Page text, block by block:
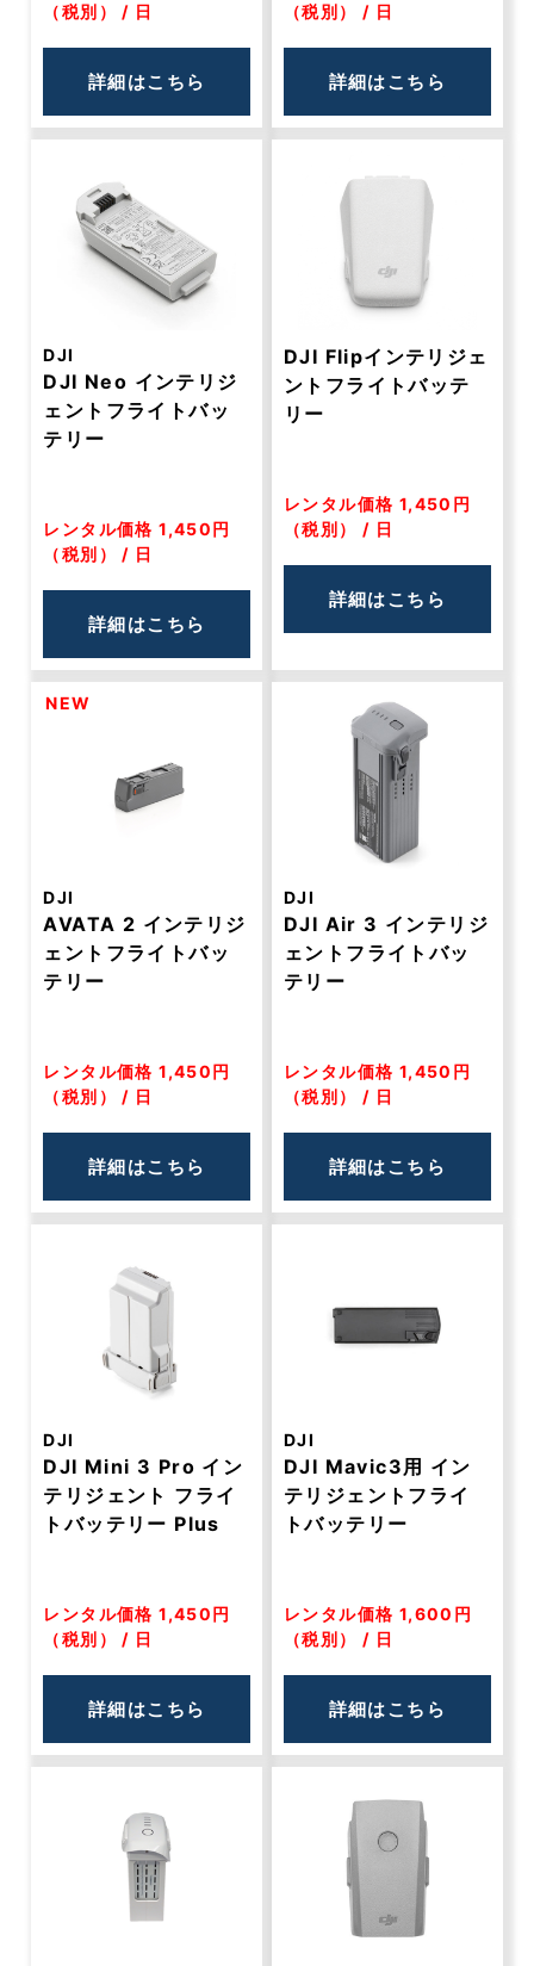
（税別） / 日
詳細はこちら
（税別） / 日
詳細はこちら
DJI
DJI Neo インテリジ
ェントフライトバッ
テリー
レンタル価格 1,450円
（税別） / 日
詳細はこちら
DJI Flipインテリジェ
ントフライトバッテ
リー
レンタル価格 1,450円
（税別） / 日
詳細はこちら
NEW
DJI
AVATA 2 インテリジ
ェントフライトバッ
テリー
レンタル価格 1,450円
（税別） / 日
詳細はこちら
DJI
DJI Air 3 インテリジ
ェントフライトバッ
テリー
レンタル価格 1,450円
（税別） / 日
詳細はこちら
DJI
DJI Mini 3 Pro イン
テリジェント フライ
トバッテリー Plus
レンタル価格 1,450円
（税別） / 日
詳細はこちら
DJI
DJI Mavic3用 イン
テリジェントフライ
トバッテリー
レンタル価格 1,600円
（税別） / 日
詳細はこちら